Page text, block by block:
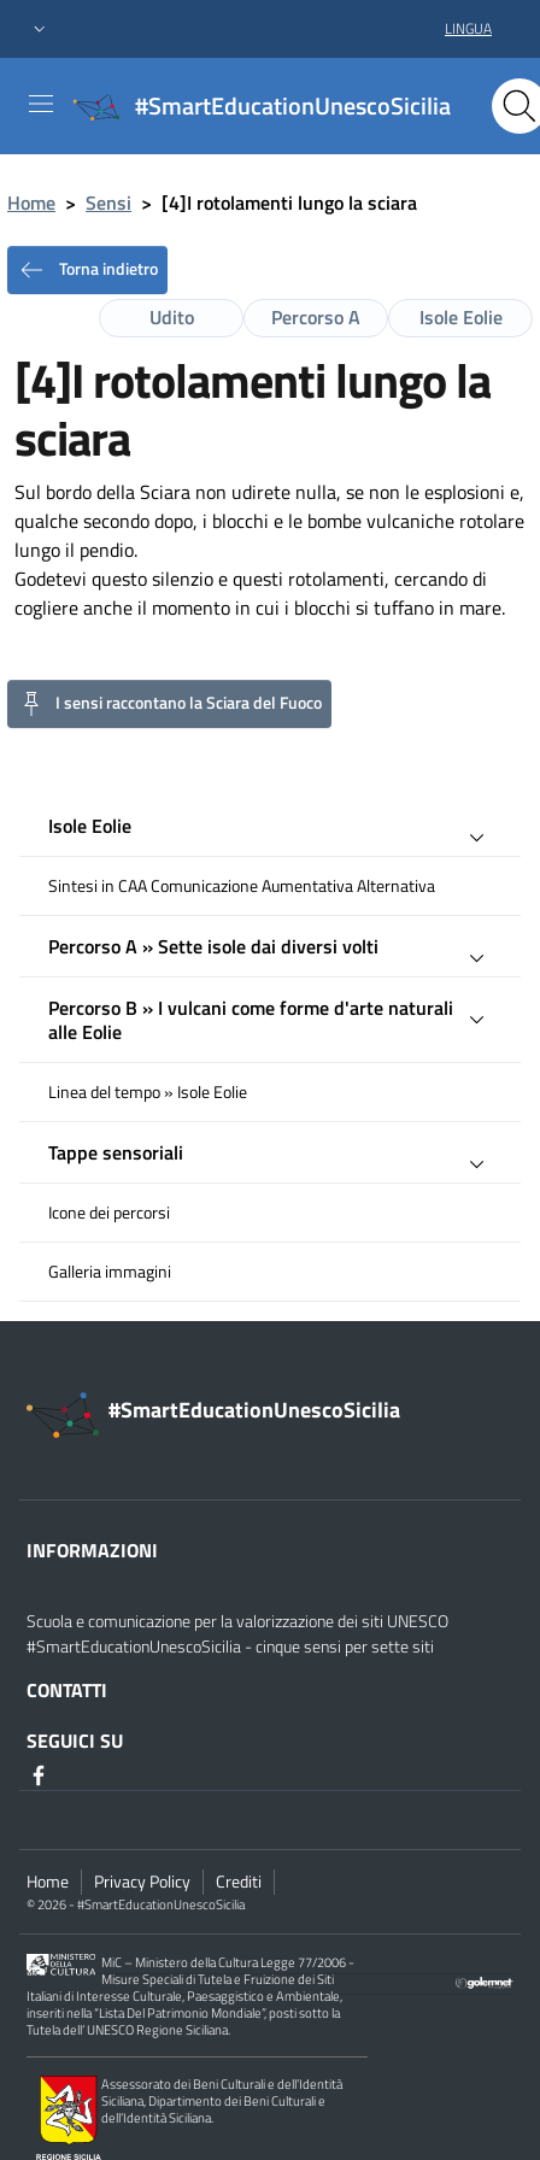
LINGUA
#SmartEducationUnescoSicilia
Home > Sensi > [4]I rotolamenti lungo la sciara
Torna indietro
Isole Eolie
Percorso A
Udito
[4]I rotolamenti lungo la
sciara
Sul bordo della Sciara non udirete nulla, se non le esplosioni e,
qualche secondo dopo, i blocchi e le bombe vulcaniche rotolare
lungo il pendio.
Godetevi questo silenzio e questi rotolamenti, cercando di
cogliere anche il momento in cui i blocchi si tuffano in mare.
I sensi raccontano la Sciara del Fuoco
Isole Eolie
Sintesi in CAA Comunicazione Aumentativa Alternativa
Percorso A » Sette isole dai diversi volti
Percorso B » I vulcani come forme d'arte naturali
alle Eolie
Linea del tempo » Isole Eolie
Tappe sensoriali
Icone dei percorsi
Galleria immagini
#SmartEducationUnescoSicilia
INFORMAZIONI
Scuola e comunicazione per la valorizzazione dei siti UNESCO
#SmartEducationUnescoSicilia - cinque sensi per sette siti
CONTATTI
SEGUICI SU
Home Privacy Policy Crediti
© 2026 - #SmartEducationUnescoSicilia
MiC – Ministero della Cultura Legge 77/2006 -
Misure Speciali di Tutela e Fruizione dei Siti
Italiani di Interesse Culturale, Paesaggistico e Ambientale,
inseriti nella “Lista Del Patrimonio Mondiale”, posti sotto la
Tutela dell’ UNESCO Regione Siciliana.
Assessorato dei Beni Culturali e dell’Identità
Siciliana, Dipartimento dei Beni Culturali e
dell’Identità Siciliana.